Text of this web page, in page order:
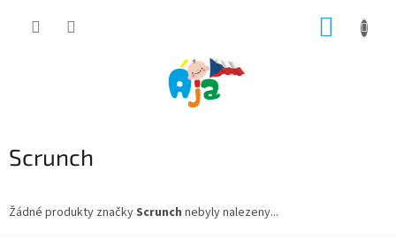
Scrunch
Žádné produkty značkyScrunch nebyly nalezeny...